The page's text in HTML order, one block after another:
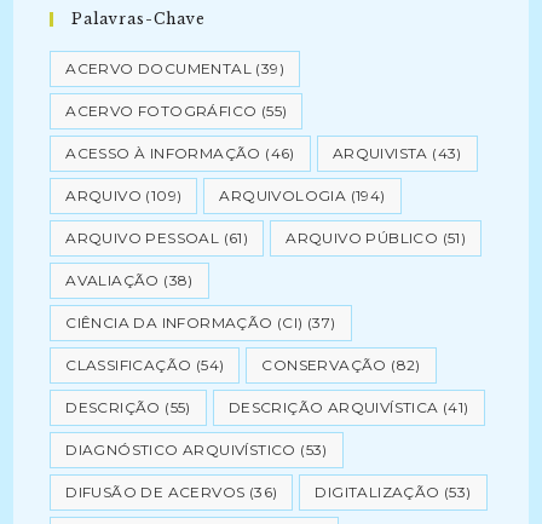
Palavras-Chave
ACERVO DOCUMENTAL (39)
ACERVO FOTOGRÁFICO (55)
ACESSO À INFORMAÇÃO (46) ARQUIVISTA (43)
ARQUIVO (109) ARQUIVOLOGIA (194)
ARQUIVO PESSOAL (61) ARQUIVO PÚBLICO (51)
AVALIAÇÃO (38)
CIÊNCIA DA INFORMAÇÃO (CI) (37)
CLASSIFICAÇÃO (54) CONSERVAÇÃO (82)
DESCRIÇÃO (55) DESCRIÇÃO ARQUIVÍSTICA (41)
DIAGNÓSTICO ARQUIVÍSTICO (53)
DIFUSÃO DE ACERVOS (36) DIGITALIZAÇÃO (53)